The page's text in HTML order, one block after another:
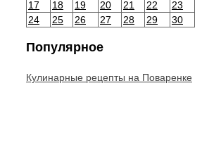
17
18 19 20 21 22
23
24
25 26 27 28 29 30
Популярное
Кулинарные рецепты на Поваренке